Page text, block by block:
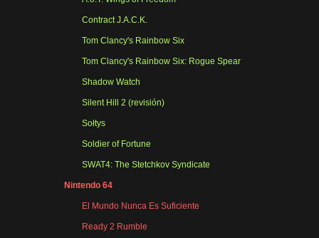
Contract J.A.C.K.
Tom Clancy's Rainbow Six
Tom Clancy's Rainbow Six: Rogue Spear
Shadow Watch
Silent Hill 2 (revisión)
Sołtys
Soldier of Fortune
SWAT4: The Stetchkov Syndicate
Nintendo 64
El Mundo Nunca Es Suficiente
Ready 2 Rumble